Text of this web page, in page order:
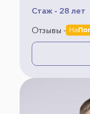
Стаж - 28 лет
Отзывы -